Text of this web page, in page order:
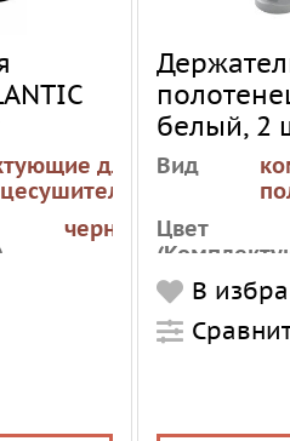
для
черный
универсальная
белый, 2
Вид
Цвет
В